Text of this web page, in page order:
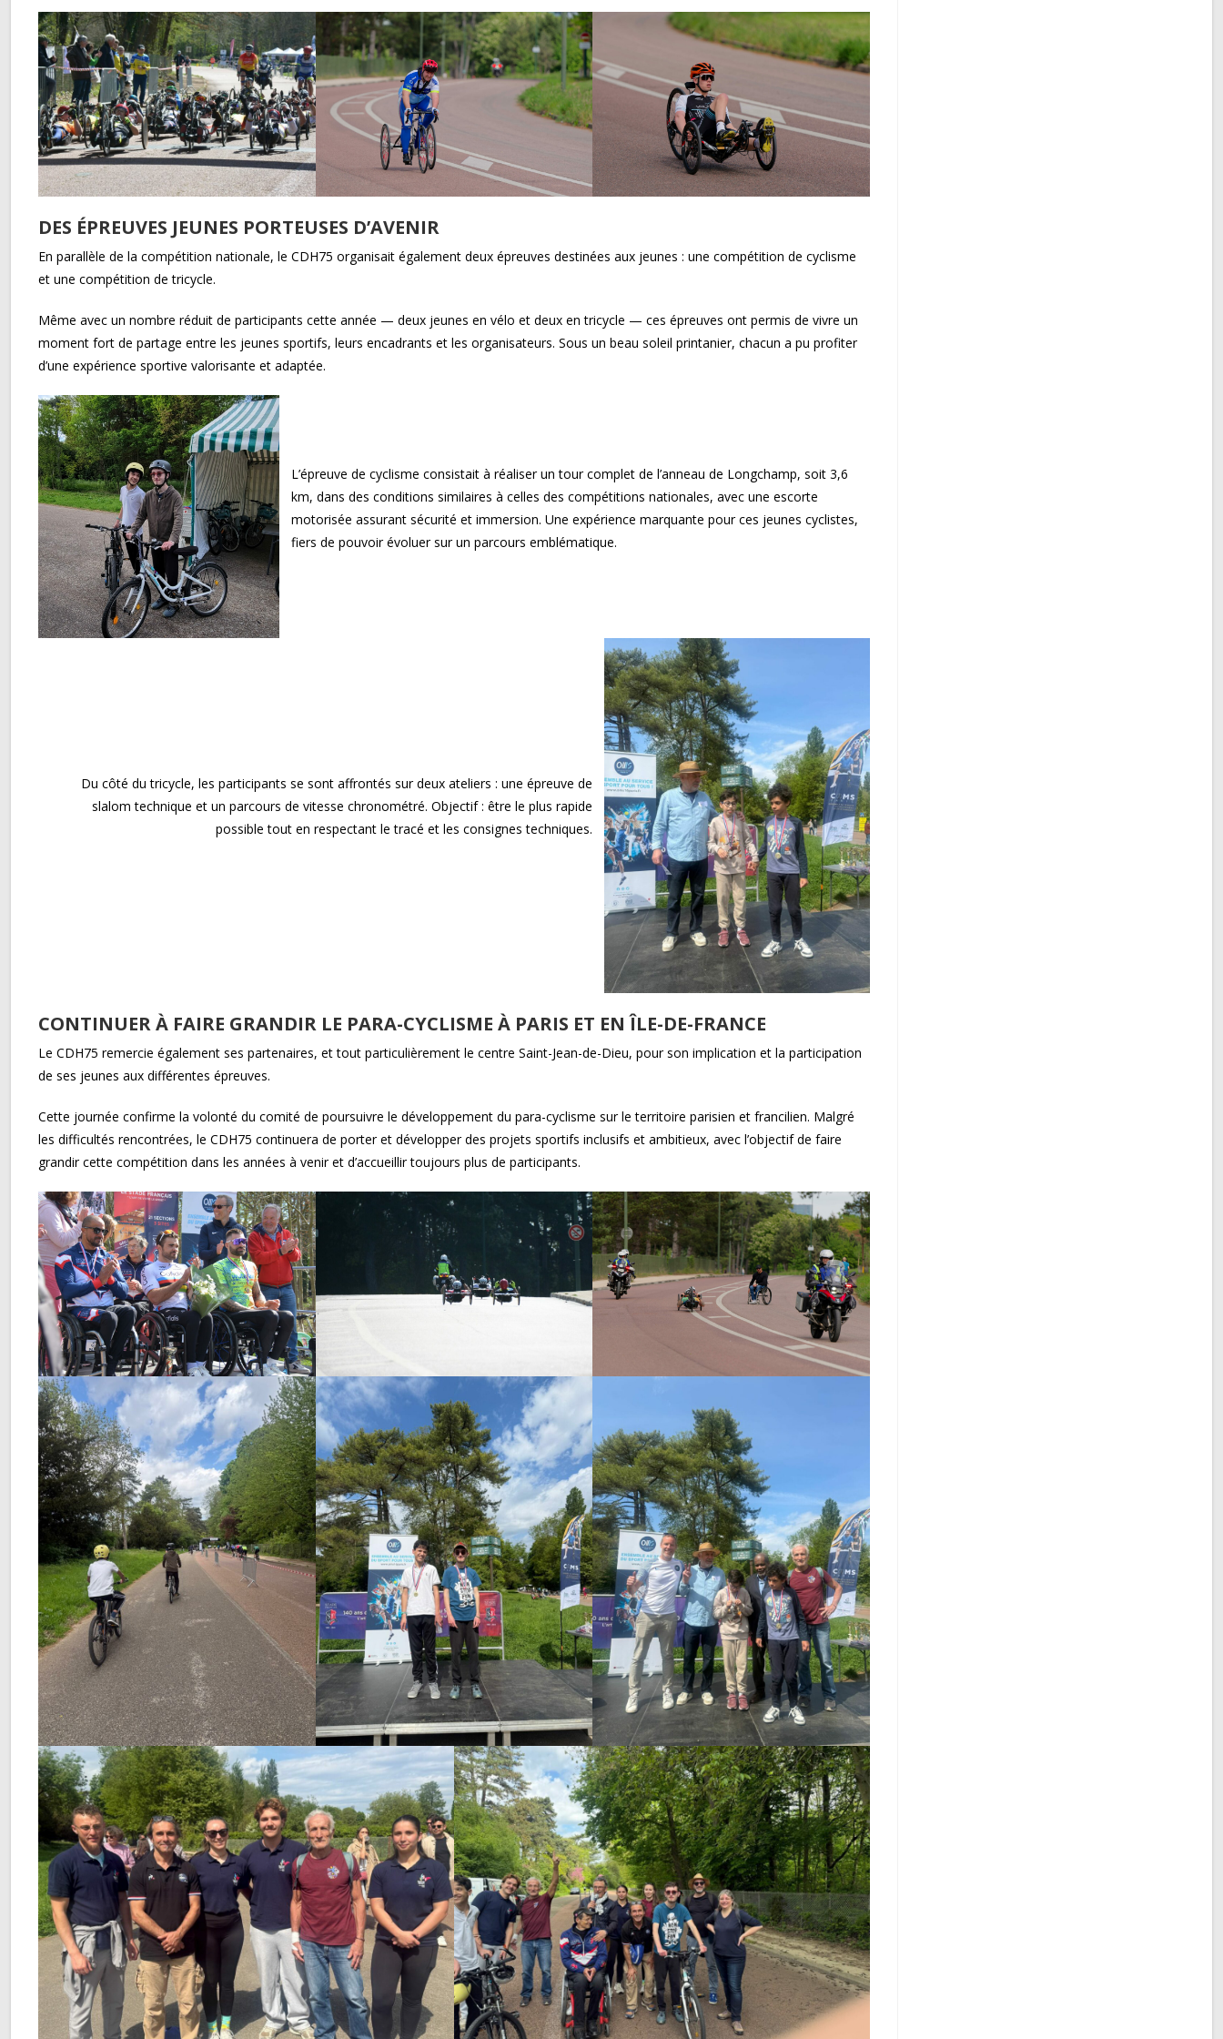
DES ÉPREUVES JEUNES PORTEUSES D’AVENIR
En parallèle de la compétition nationale, le CDH75 organisait également deux épreuves destinées aux jeunes : une compétition de cyclisme
et une compétition de tricycle.
Même avec un nombre réduit de participants cette année — deux jeunes en vélo et deux en tricycle — ces épreuves ont permis de vivre un
moment fort de partage entre les jeunes sportifs, leurs encadrants et les organisateurs. Sous un beau soleil printanier, chacun a pu profiter
d’une expérience sportive valorisante et adaptée.
L’épreuve de cyclisme consistait à réaliser un tour complet de l’anneau de Longchamp, soit 3,6
km, dans des conditions similaires à celles des compétitions nationales, avec une escorte
motorisée assurant sécurité et immersion. Une expérience marquante pour ces jeunes cyclistes,
fiers de pouvoir évoluer sur un parcours emblématique.
Du côté du tricycle, les participants se sont affrontés sur deux ateliers : une épreuve de
slalom technique et un parcours de vitesse chronométré. Objectif : être le plus rapide
possible tout en respectant le tracé et les consignes techniques.
CONTINUER À FAIRE GRANDIR LE PARA-CYCLISME À PARIS ET EN ÎLE-DE-FRANCE
Le CDH75 remercie également ses partenaires, et tout particulièrement le centre Saint-Jean-de-Dieu, pour son implication et la participation
de ses jeunes aux différentes épreuves.
Cette journée confirme la volonté du comité de poursuivre le développement du para-cyclisme sur le territoire parisien et francilien. Malgré
les difficultés rencontrées, le CDH75 continuera de porter et développer des projets sportifs inclusifs et ambitieux, avec l’objectif de faire
grandir cette compétition dans les années à venir et d’accueillir toujours plus de participants.